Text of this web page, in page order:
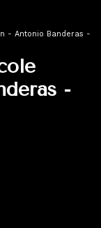
- Antonio Banderas -
-